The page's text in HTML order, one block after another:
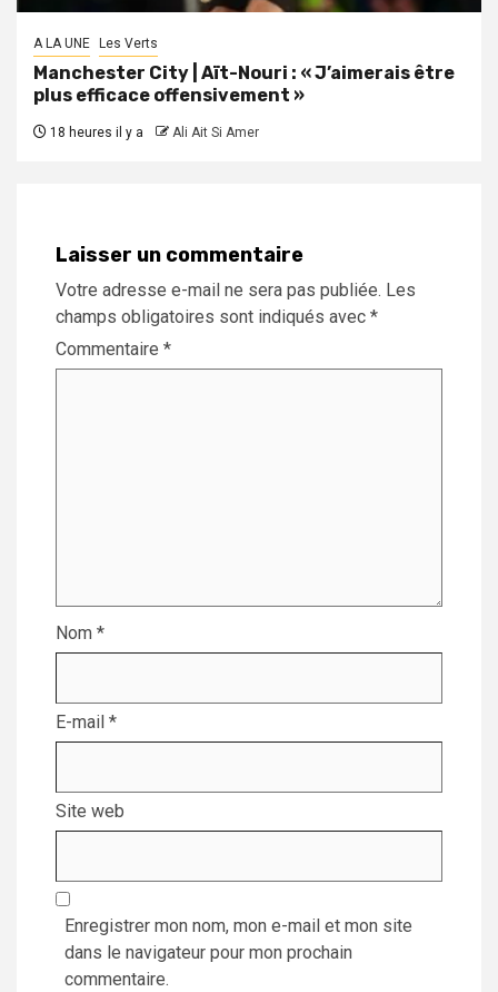
A LA UNE Les Verts
Manchester City | Aït-Nouri : « J’aimerais être
plus efficace offensivement »
18 heures il y a Ali Ait Si Amer
Laisser un commentaire
Votre adresse e-mail ne sera pas publiée. Les
champs obligatoires sont indiqués avec *
Commentaire *
Nom *
E-mail *
Site web
Enregistrer mon nom, mon e-mail et mon site
dans le navigateur pour mon prochain
commentaire.